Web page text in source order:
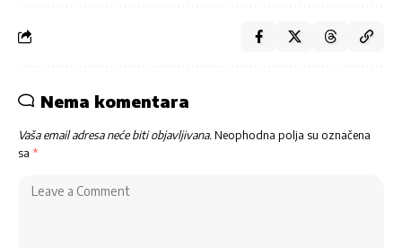
Nema komentara
Vaša email adresa neće biti objavljivana. Neophodna polja su označena
sa *